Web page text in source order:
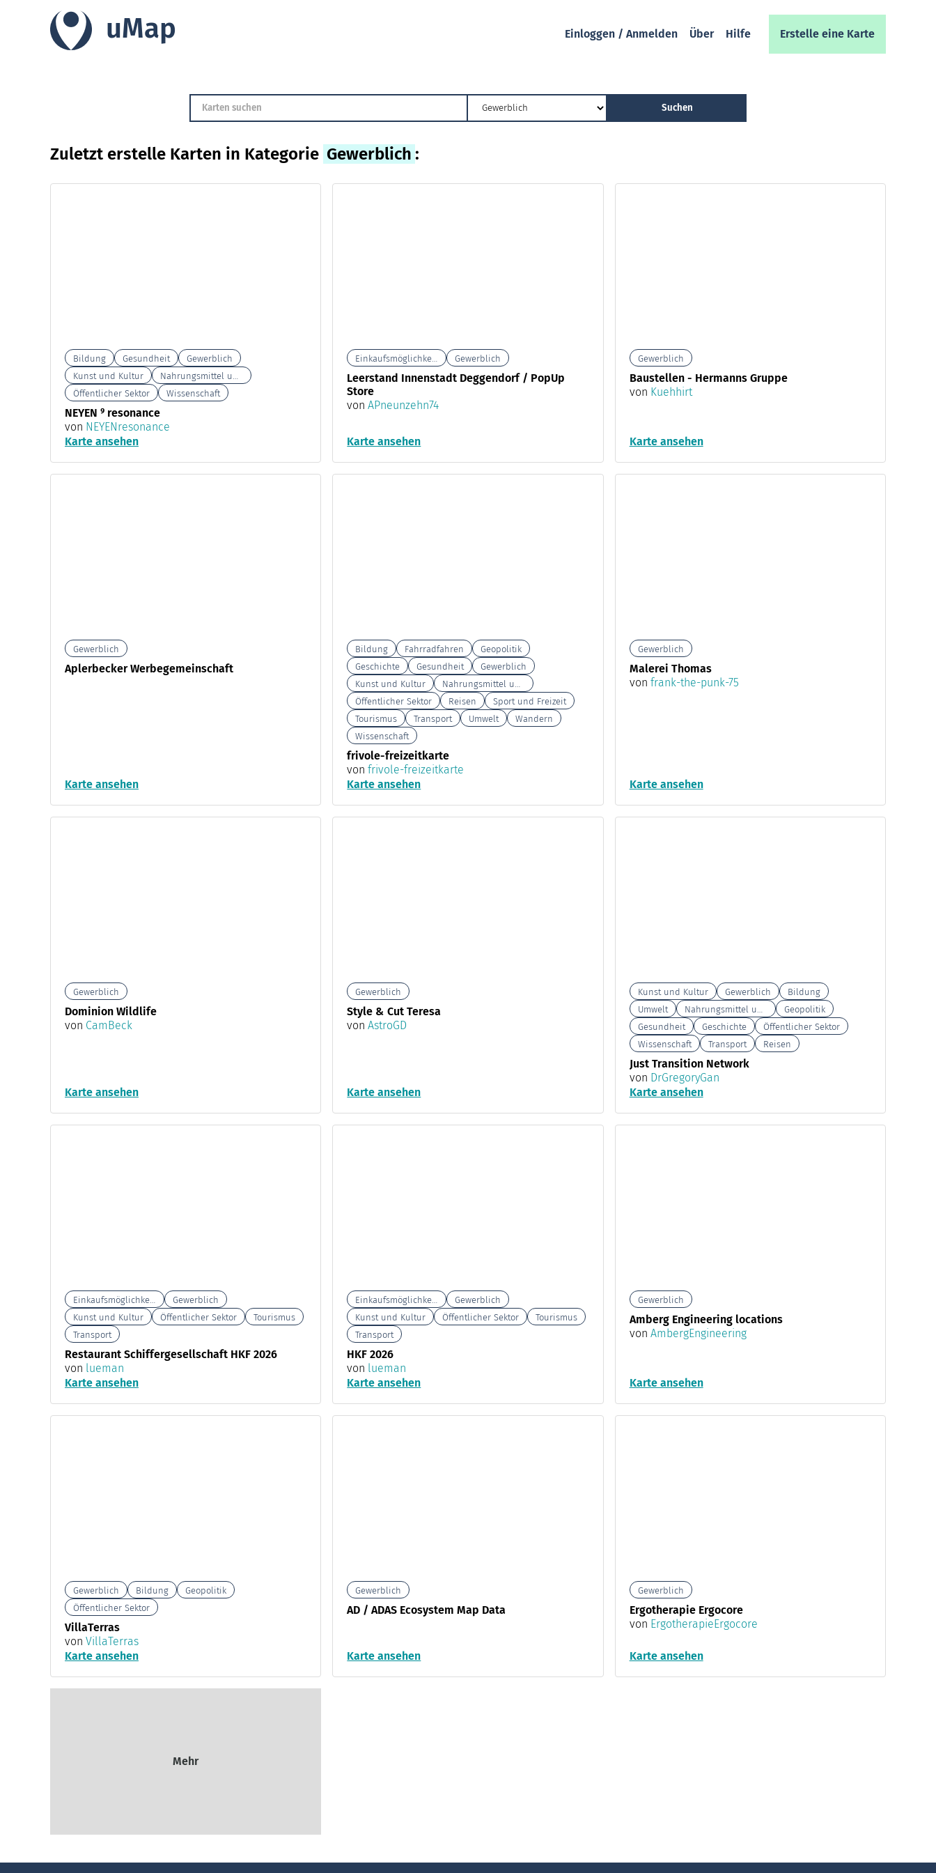
uMap Einloggen / Anmelden Über Hilfe Erstelle eine Karte
Zuletzt erstelle Karten in Kategorie Gewerblich :
Bildung Gesundheit
Gewerblich
Kunst und Kultur
Nahrungsmittel und Landwirtschaft
Öffentlicher Sektor
Wissenschaft
NEYEN ⁹ resonance
von NEYENresonance
Karte ansehen
Einkaufsmöglichkeiten Gewerblich
Leerstand Innenstadt Deggendorf / PopUp
Store
vonAPneunzehn74
Karte ansehen
Gewerblich
Baustellen - Hermanns Gruppe
von Kuehhirt
Karte ansehen
Gewerblich
Aplerbecker Werbegemeinschaft
Karte ansehen
Bildung Fahrradfahren
Geopolitik
Geschichte
Gesundheit
Gewerblich
Kunst und Kultur
Nahrungsmittel und Landwirtschaft
Öffentlicher Sektor
Reisen
Sport und Freizeit
Tourismus
Transport Umwelt
Wandern
Wissenschaft
frivole-freizeitkarte
vonfrivole-freizeitkarte
Karte ansehen
Gewerblich
Malerei Thomas
von frank-the-punk-75
Karte ansehen
Gewerblich
Dominion Wildlife
von CamBeck
Karte ansehen
Gewerblich
Style & Cut Teresa
vonAstroGD
Karte ansehen
Kunst und Kultur Gewerblich
Bildung
Umwelt
Nahrungsmittel und Landwirtschaft
Geopolitik
Gesundheit
Geschichte
Öffentlicher Sektor
Wissenschaft
Transport Reisen
Just Transition Network
von DrGregoryGan
Karte ansehen
Einkaufsmöglichkeiten
Gewerblich
Kunst und Kultur
Öffentlicher Sektor
Tourismus
Transport
Restaurant Schiffergesellschaft HKF 2026
von lueman
Karte ansehen
Einkaufsmöglichkeiten
Gewerblich
Kunst und Kultur
Öffentlicher Sektor
Tourismus
Transport
HKF 2026
von lueman
Karte ansehen
Gewerblich
Amberg Engineering locations
von AmbergEngineering
Karte ansehen
Gewerblich Bildung
Geopolitik
Öffentlicher Sektor
VillaTerras
von VillaTerras
Karte ansehen
Gewerblich
AD / ADAS Ecosystem Map Data
Karte ansehen
Gewerblich
Ergotherapie Ergocore
von ErgotherapieErgocore
Karte ansehen
Mehr